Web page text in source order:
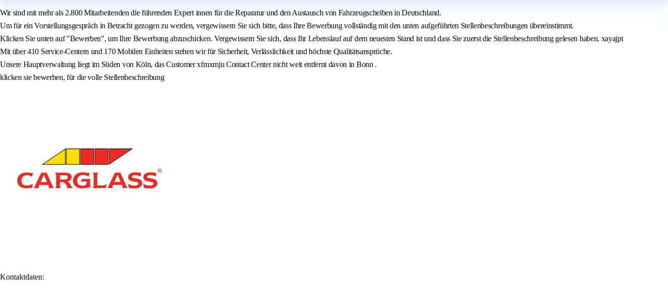
Wir sind mit mehr als 2.800 Mitarbeitenden die führenden Expert innen für die Reparatur und den Austausch von Fahrzeugscheiben in Deutschland.
Um für ein Vorstellungsgespräch in Betracht gezogen zu werden, vergewissern Sie sich bitte, dass Ihre Bewerbung vollständig mit den unten aufgeführten Stellenbeschreibungen übereinstimmt.
Klicken Sie unten auf "Bewerben", um Ihre Bewerbung abzuschicken. Vergewissern Sie sich, dass Ihr Lebenslauf auf dem neuesten Stand ist und dass Sie zuerst die Stellenbeschreibung gelesen haben. xayajpt
Mit über 410 Service-Centern und 170 Mobilen Einheiten stehen wir für Sicherheit, Verlässlichkeit und höchste Qualitätsansprüche.
Unsere Hauptverwaltung liegt im Süden von Köln, das Customer xfmxmju Contact Center nicht weit entfernt davon in Bonn .
klicken sie bewerben, für die volle Stellenbeschreibung
Kontaktdaten: